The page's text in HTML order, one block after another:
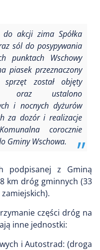
akcji zima Spółka
sól do posypywania
punktach Wschowy
piasek przeznaczony
sprzęt został objęty
oraz ustalono
i nocnych dyżurów
za dozór i realizacje
corocznie
Gminy Wschowa.
podpisanej z Gminą
km dróg gminnych (33
części dróg na
inne jednostki:
i Autostrad: (droga